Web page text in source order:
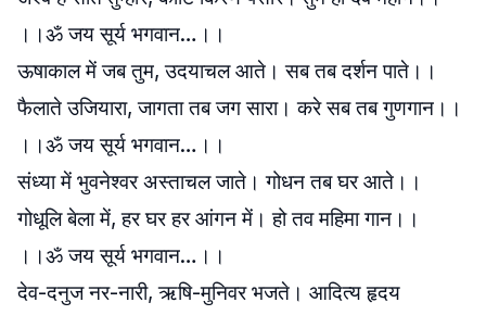
।।ॐ जय सूर्य भगवान…।।
ऊषाकाल में जब तुम, उदयाचल आते। सब तब दर्शन पाते।।
फैलाते उजियारा, जागता तब जग सारा। करे सब तब गुणगान।।
।।ॐ जय सूर्य भगवान…।।
संध्या में भुवनेश्वर अस्ताचल जाते। गोधन तब घर आते।।
गोधूलि बेला में, हर घर हर आंगन में। हो तव महिमा गान।।
।।ॐ जय सूर्य भगवान…।।
देव-दनुज नर-नारी, ऋषि-मुनिवर भजते। आदित्य हृदय